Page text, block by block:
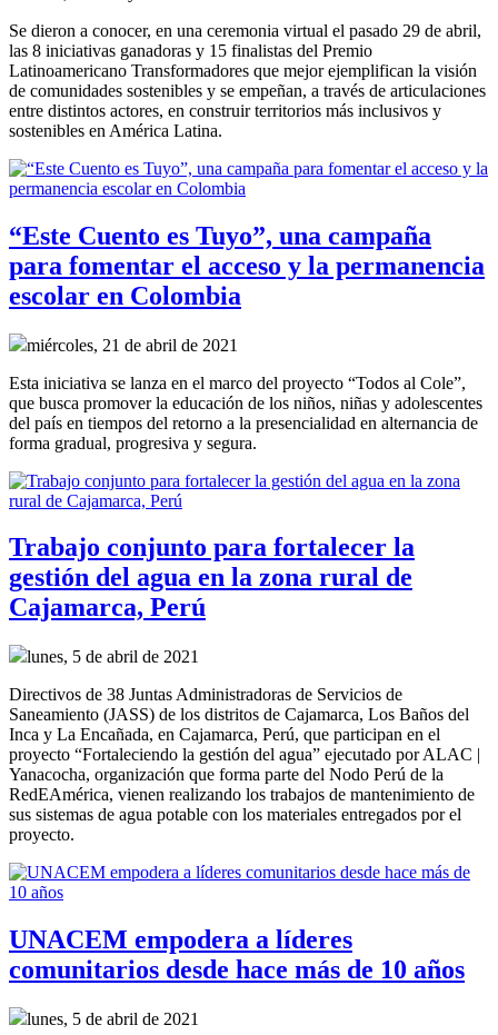
Se dieron a conocer, en una ceremonia virtual el pasado 29 de abril,
las 8 iniciativas ganadoras y 15 finalistas del Premio
Latinoamericano Transformadores que mejor ejemplifican la visión
de comunidades sostenibles y se empeñan, a través de articulaciones
entre distintos actores, en construir territorios más inclusivos y
sostenibles en América Latina.
“Este Cuento es Tuyo”, una campaña
para fomentar el acceso y la permanencia
escolar en Colombia
miércoles, 21 de abril de 2021
Esta iniciativa se lanza en el marco del proyecto “Todos al Cole”,
que busca promover la educación de los niños, niñas y adolescentes
del país en tiempos del retorno a la presencialidad en alternancia de
forma gradual, progresiva y segura.
Trabajo conjunto para fortalecer la
gestión del agua en la zona rural de
Cajamarca, Perú
lunes, 5 de abril de 2021
Directivos de 38 Juntas Administradoras de Servicios de
Saneamiento (JASS) de los distritos de Cajamarca, Los Baños del
Inca y La Encañada, en Cajamarca, Perú, que participan en el
proyecto “Fortaleciendo la gestión del agua” ejecutado por ALAC |
Yanacocha, organización que forma parte del Nodo Perú de la
RedEAmérica, vienen realizando los trabajos de mantenimiento de
sus sistemas de agua potable con los materiales entregados por el
proyecto.
UNACEM empodera a líderes
comunitarios desde hace más de 10 años
lunes, 5 de abril de 2021